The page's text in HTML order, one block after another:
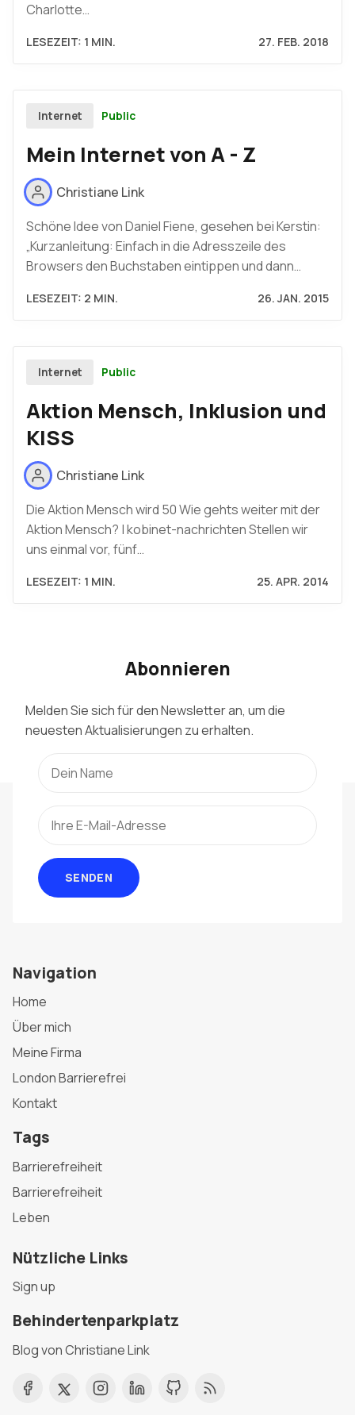
Charlotte…
LESEZEIT: 1 MIN. 27. FEB. 2018
Internet Public
Mein Internet von A - Z
Christiane Link
Schöne Idee von Daniel Fiene, gesehen bei Kerstin:
„Kurzanleitung: Einfach in die Adresszeile des
Browsers den Buchstaben eintippen und dann…
LESEZEIT: 2 MIN. 26. JAN. 2015
Internet Public
Aktion Mensch, Inklusion und
KISS
Christiane Link
Die Aktion Mensch wird 50 Wie gehts weiter mit der
Aktion Mensch? | kobinet-nachrichten Stellen wir
uns einmal vor, fünf…
LESEZEIT: 1 MIN. 25. APR. 2014
Abonnieren
Melden Sie sich für den Newsletter an, um die
neuesten Aktualisierungen zu erhalten.
SENDEN
Navigation
Home
Über mich
Meine Firma
London Barrierefrei
Kontakt
Tags
Barrierefreiheit
Barrierefreiheit
Leben
Nützliche Links
Sign up
Behindertenparkplatz
Blog von Christiane Link